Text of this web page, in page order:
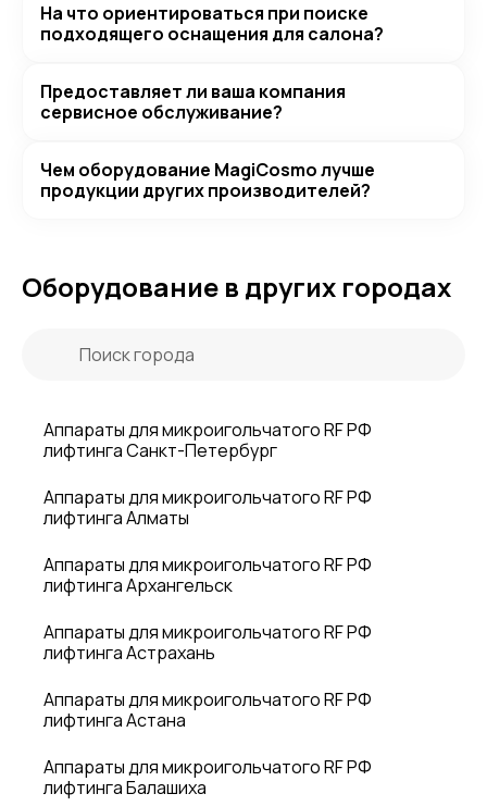
На что ориентироваться при поиске
подходящего оснащения для салона?
Предоставляет ли ваша компания
сервисное обслуживание?
Чем оборудование MagiCosmo лучше
продукции других производителей?
Оборудование в других городах
Аппараты для микроигольчатого RF РФ
лифтинга Санкт-Петербург
Аппараты для микроигольчатого RF РФ
лифтинга Алматы
Аппараты для микроигольчатого RF РФ
лифтинга Архангельск
Аппараты для микроигольчатого RF РФ
лифтинга Астрахань
Аппараты для микроигольчатого RF РФ
лифтинга Астана
Аппараты для микроигольчатого RF РФ
лифтинга Балашиха